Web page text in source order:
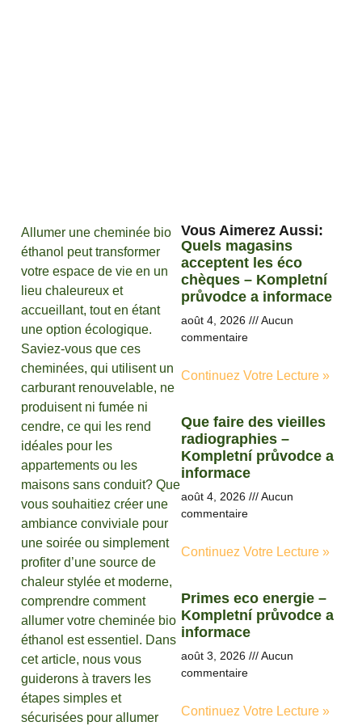
Allumer une cheminée bio
éthanol peut transformer
votre espace de vie en un
lieu chaleureux et
accueillant, tout en étant
une option écologique.
Saviez-vous que ces
cheminées, qui utilisent un
carburant renouvelable, ne
produisent ni fumée ni
cendre, ce qui les rend
idéales pour les
appartements ou les
maisons sans conduit? Que
vous souhaitiez créer une
ambiance conviviale pour
une soirée ou simplement
profiter d’une source de
chaleur stylée et moderne,
comprendre comment
allumer votre cheminée bio
éthanol est essentiel. Dans
cet article, nous vous
guiderons à travers les
étapes simples et
sécurisées pour allumer
Vous Aimerez Aussi :
Quels magasins
acceptent les éco
chèques – Kompletní
průvodce a informace
août 4, 2026
Aucun
commentaire
Continuez Votre Lecture »
Que faire des vieilles
radiographies –
Kompletní průvodce a
informace
août 4, 2026
Aucun
commentaire
Continuez Votre Lecture »
Primes eco energie –
Kompletní průvodce a
informace
août 3, 2026
Aucun
commentaire
Continuez Votre Lecture »